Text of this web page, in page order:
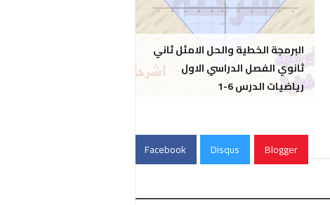
البرمجة الخطية والحل الامثل ثاني
ثانوي الفصل الدراسي الاول
رياضيات الدرس 6-1
Blogger
Disqus
Facebook